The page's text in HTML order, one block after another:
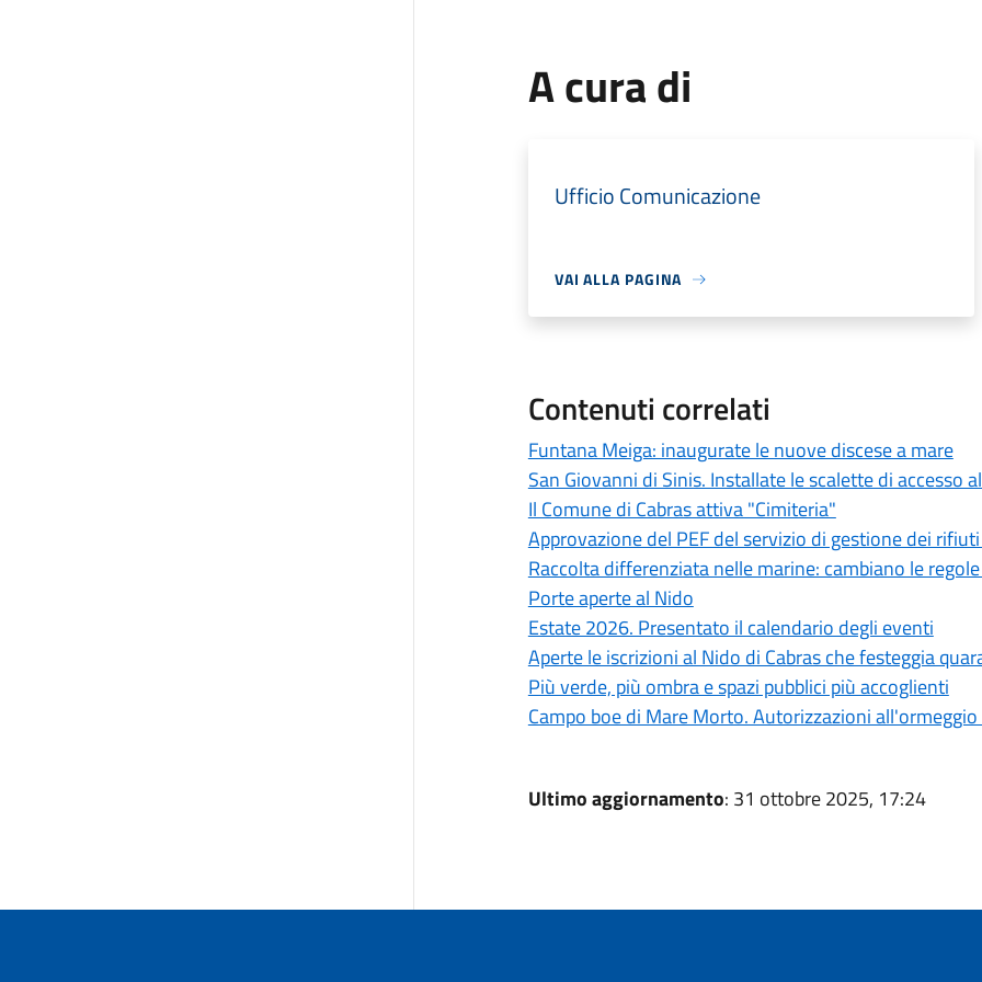
A cura di
Ufficio Comunicazione
VAI ALLA PAGINA
Contenuti correlati
Funtana Meiga: inaugurate le nuove discese a mare
San Giovanni di Sinis. Installate le scalette di accesso
Il Comune di Cabras attiva "Cimiteria"
Approvazione del PEF del servizio di gestione dei
Raccolta differenziata nelle marine: cambiano le
Porte aperte al Nido
Estate 2026. Presentato il calendario degli eventi
Aperte le iscrizioni al Nido di Cabras che festeggia
Più verde, più ombra e spazi pubblici più accoglienti
Campo boe di Mare Morto. Autorizzazioni
Ultimo aggiornamento: 31 ottobre 2025, 17:24